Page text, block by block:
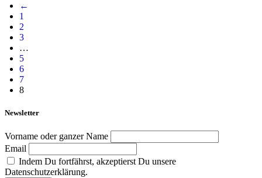
←
1
2
3
…
5
6
7
8
Newsletter
Vorname oder ganzer Name
Email
Indem Du fortfährst, akzeptierst Du unsere
Datenschutzerklärung.